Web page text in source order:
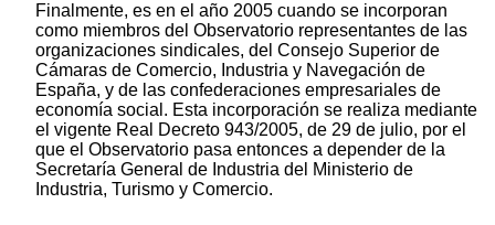
Finalmente, es en el año 2005 cuando se incorporan
como miembros del Observatorio representantes de las
organizaciones sindicales, del Consejo Superior de
Cámaras de Comercio, Industria y Navegación de
España, y de las confederaciones empresariales de
economía social. Esta incorporación se realiza mediante
el vigente Real Decreto 943/2005, de 29 de julio, por el
que el Observatorio pasa entonces a depender de la
Secretaría General de Industria del Ministerio de
Industria, Turismo y Comercio.